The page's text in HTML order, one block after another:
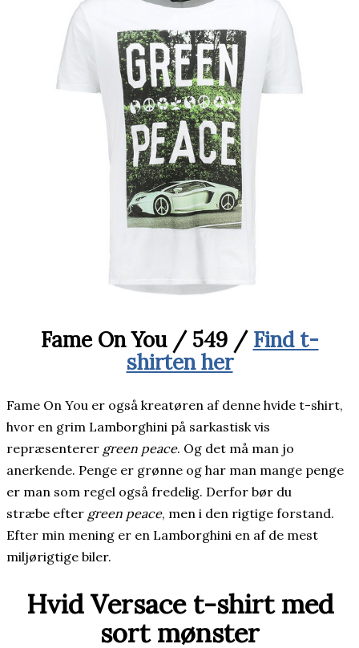
Fame On You / 549 / Find t-
shirten her
Fame On You er også kreatøren af denne hvide t-shirt,
hvor en grim Lamborghini på sarkastisk vis
repræsenterer green peace. Og det må man jo
anerkende. Penge er grønne og har man mange penge
er man som regel også fredelig. Derfor bør du
stræbe efter green peace, men i den rigtige forstand.
Efter min mening er en Lamborghini en af de mest
miljørigtige biler.
Hvid Versace t-shirt med
sort mønster